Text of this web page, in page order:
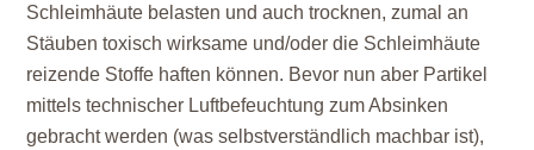
Schleimhäute belasten und auch trocknen, zumal an
Stäuben toxisch wirksame und/oder die Schleimhäute
reizende Stoffe haften können. Bevor nun aber Partikel
mittels technischer Luftbefeuchtung zum Absinken
gebracht werden (was selbstverständlich machbar ist),